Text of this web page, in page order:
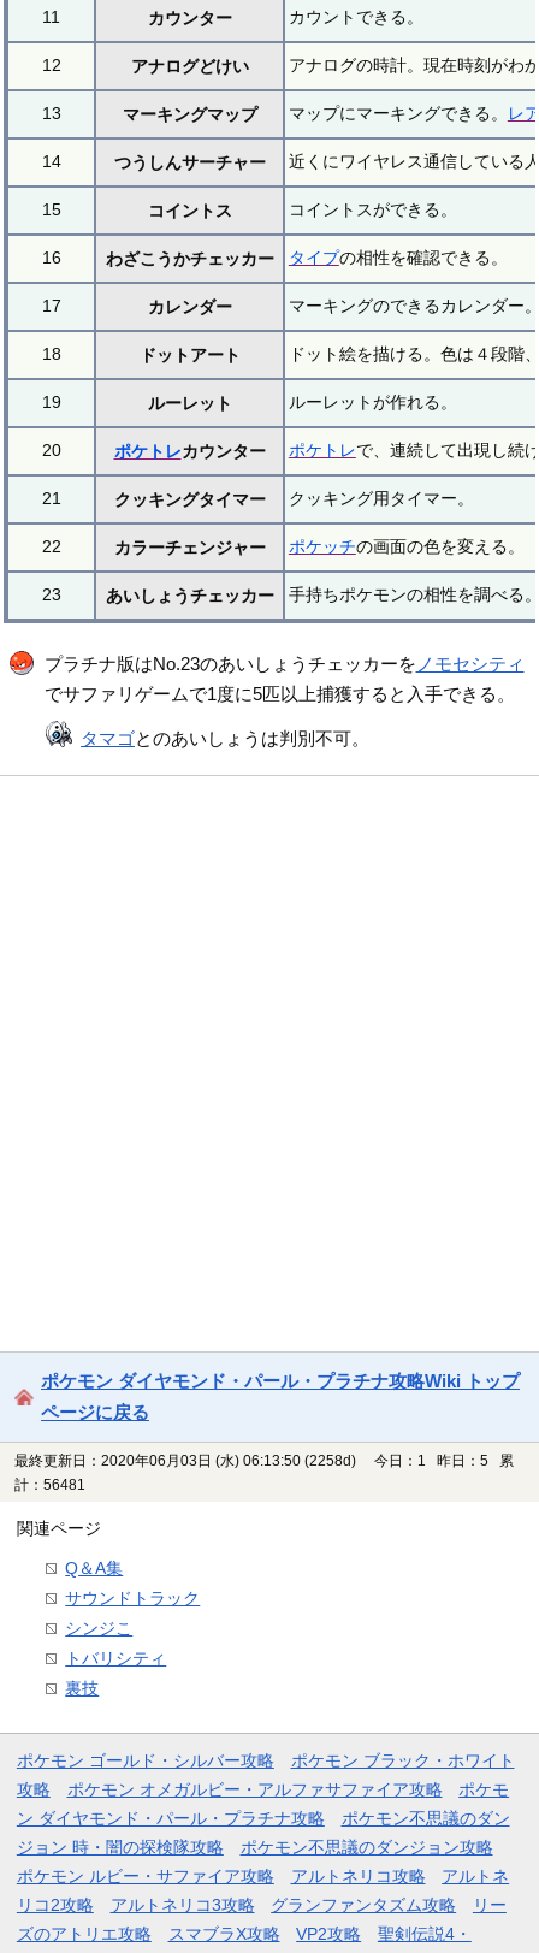
11 カウンター カウントできる。
12 アナログどけい アナログの時計。現在時刻がわ
13 マーキングマップ マップにマーキングできる。 レ
14 つうしんサーチャー 近くにワイヤレス通信している
15 コイントス コイントスができる。
16 わざこうかチェッカー タイプの相性を確認できる。
17 カレンダー マーキングのできるカレンダー
18 ドットアート ドット絵を描ける。色は４段階
19 ルーレット ルーレットが作れる。
20 ポケトレカウンター ポケトレで、連続して出現し続
21 クッキングタイマー クッキング用タイマー。
22 カラーチェンジャー ポケッチの画面の色を変える。
23 あいしょうチェッカー 手持ちポケモンの相性を調べる
プラチナ版はNo.23のあいしょうチェッカーを ノモセシティ
でサファリゲームで1度に5匹以上捕獲すると入手できる。
タマゴとのあいしょうは判別不可。
ポケモン ダイヤモンド・パール・プラチナ攻略Wiki トップ
ページに戻る
最終更新日：2020年06月03日 (水) 06:13:50 (2258d)
今日：1 昨日：5 累
計：56481
関連ページ
Q＆A集
サウンドトラック
シンジこ
トバリシティ
裏技
ポケモン ゴールド・シルバー攻略
ポケモン ブラック・ホワイト
攻略
ポケモン オメガルビー・アルファサファイア攻略
ポケモ
ン ダイヤモンド・パール・プラチナ攻略
ポケモン不思議のダン
ジョン 時・闇の探検隊攻略
ポケモン不思議のダンジョン攻略
ポケモン ルビー・サファイア攻略
アルトネリコ攻略
アルトネ
リコ2攻略
アルトネリコ3攻略 グランファンタズム攻略
リー
ズのアトリエ攻略
スマブラX攻略 VP2攻略
聖剣伝説4・